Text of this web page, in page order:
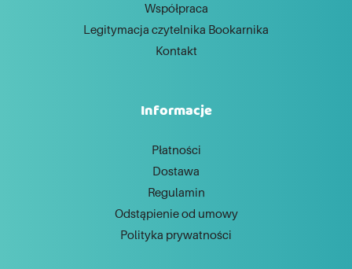
Współpraca
Legitymacja czytelnika Bookarnika
Kontakt
Informacje
Płatności
Dostawa
Regulamin
Odstąpienie od umowy
Polityka prywatności